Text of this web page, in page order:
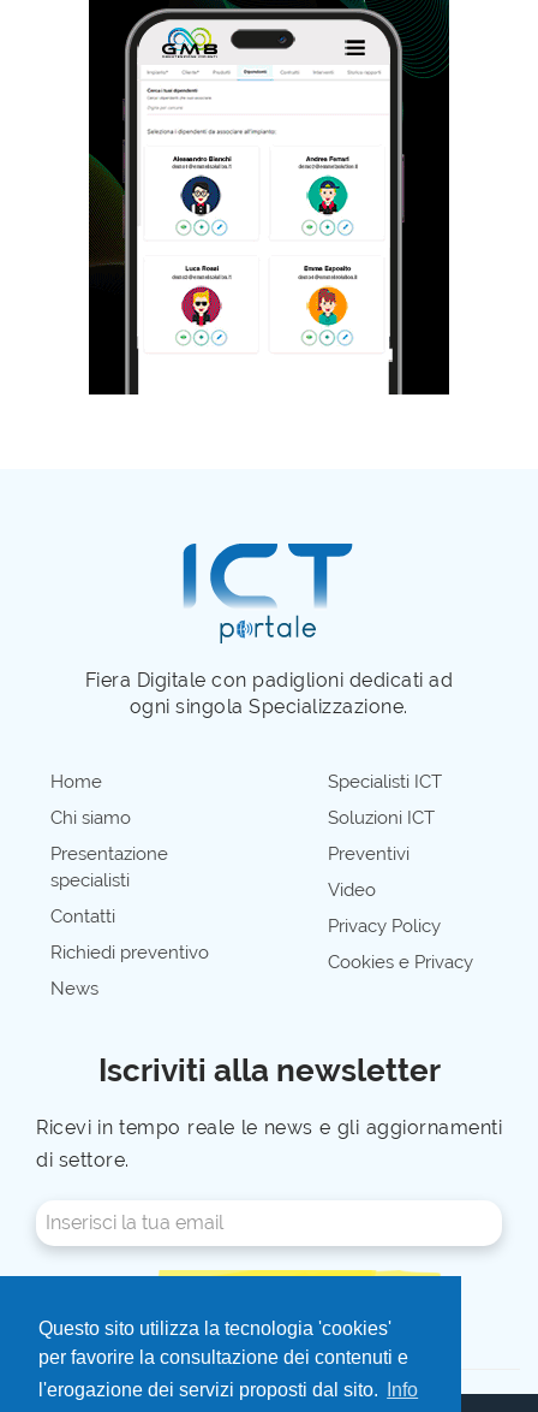
Questo sito utilizza la tecnologia 'cookies'
per favorire la consultazione dei contenuti e
l'erogazione dei servizi proposti dal sito.
Info
Fiera Digitale con padiglioni dedicati ad
ogni singola Specializzazione.
Home
Chi siamo
Presentazione
specialisti
Contatti
Richiedi preventivo
News
Specialisti ICT
Soluzioni ICT
Preventivi
Video
Privacy Policy
Cookies e Privacy
Iscriviti alla newsletter
Ricevi in tempo reale le news e gli aggiornamenti
di settore.